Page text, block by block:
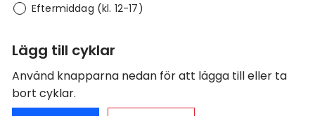
Eftermiddag (kl. 12-17)
Lägg till cyklar
Använd knapparna nedan för att lägga till eller ta
bort cyklar.